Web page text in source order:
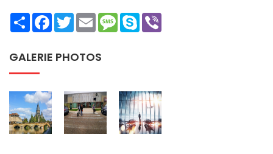
ShareFacebookTwitterEmailMessage
Skype
GALERIE PHOTOS